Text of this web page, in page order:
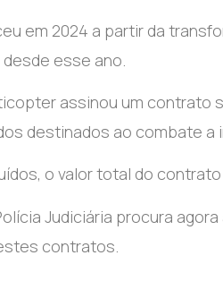
em 2024 a partir da
esse ano.
assinou um contrato
destinados ao combate a
o valor total do
Judiciária procura
contratos.